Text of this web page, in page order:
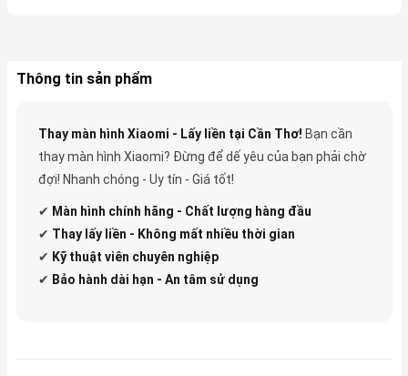
Thông tin sản phẩm
Thay màn hình Xiaomi - Lấy liền tại Cần Thơ! Bạn cần
thay màn hình Xiaomi? Đừng để dế yêu của bạn phải chờ
đợi! Nhanh chóng - Uy tín - Giá tốt!
✔ Màn hình chính hãng - Chất lượng hàng đầu
✔ Thay lấy liền - Không mất nhiều thời gian
✔ Kỹ thuật viên chuyên nghiệp
✔ Bảo hành dài hạn - An tâm sử dụng